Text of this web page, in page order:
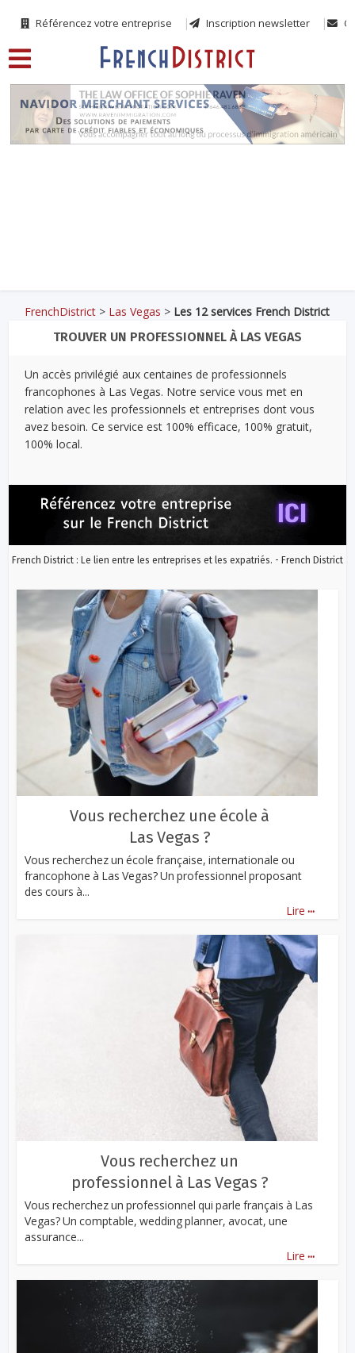
Référencez votre entreprise Inscription newsletter
FrenchDistrict > Las Vegas > Les 12 services French District
TROUVER UN PROFESSIONNEL À LAS VEGAS
Un accès privilégié aux centaines de professionnels
francophones à Las Vegas. Notre service vous met en
relation avec les professionnels et entreprises dont vous
avez besoin. Ce service est 100% efficace, 100% gratuit,
100% local.
French District : Le lien entre les entreprises et les expatriés. - French District
Vous recherchez une école à
Las Vegas ?
Vous recherchez un école française, internationale ou
francophone à Las Vegas? Un professionnel proposant
des cours à...
Lire ...
Vous recherchez un
professionnel à Las Vegas ?
Vous recherchez un professionnel qui parle français à Las
Vegas? Un comptable, wedding planner, avocat, une
assurance...
Lire ...